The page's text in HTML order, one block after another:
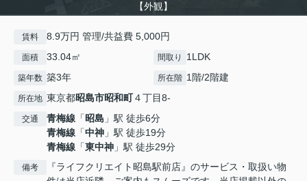
【外観】
賃料 8.9万円 管理/共益費 5,000円
面積 33.04㎡ 間取り 1LDK
築年数 築3年 所在階 1階/2階建
所在地 東京都昭島市昭和町４丁目8-
交通 青梅線 「昭島 」駅 徒歩6分
青梅線 「中神 」駅 徒歩19分
青梅線 「東中神 」駅 徒歩29分
備考
『ライフクリエイト昭島駅前店』のサービス・取扱い物